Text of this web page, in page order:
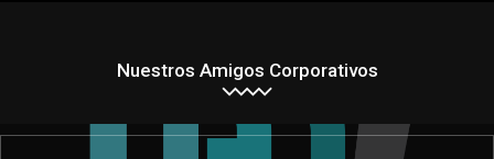
Nuestros Amigos Corporativos